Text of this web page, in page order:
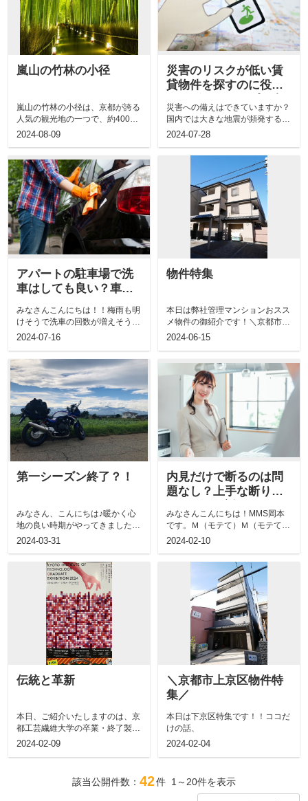
嵐山の竹林の小径
嵐山の竹林の小径は、京都が誇る
人気の観光地の一つで、約400メ
ートルにわたる遊歩道沿いに背の
2024-08-09
災害のリスクが低い賃
貸物件を探すのに役立
容と見方
災害への備えはできていますか？
国内では大きな地震が頻発すると
ともに、台風や線状降水帯などに
2024-07-28
アパートの駐車場で洗
車はしても良い？車を
も解説！
みなさんこんにちは！！梅雨も明
けそうで洗車の回数が増えそうで
すね(^^♪大切なマイカーのメンテ
2024-07-16
物件特集
本日は弊社管理マンションおスス
メ物件の御紹介です！＼京都市物
件特集／今回は弊社が管理させて
2024-06-15
第一シーズン終了？！
みなさん、こんにちは♪暖かく心
地の良い時期がやってきました
ね！！こんな日は、ピクニックや
2024-03-31
内見だけで断るのは問
題なし？上手な断り方
みなさんこんにちは！MMS岡本
です。Ｍ（モテて）Ｍ（モテて）
Ｓ（仕方ない）の略語ですｗｗど
2024-02-10
伝統と革新
本日、ご紹介いたしますのは、京
都工芸繊維大学の卒業・終了製作
展２月15日（木）から18日
2024-02-09
＼京都市上京区物件特
集／
本日は下京区特集です！！ココだ
けの話、
2024-02-04
該当公開件数： 42件 1～20件を表示